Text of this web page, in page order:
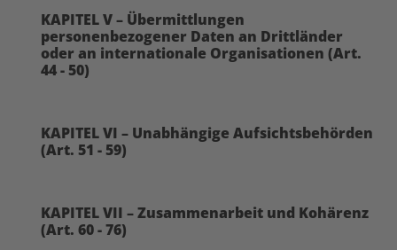
KAPITEL V – Übermittlungen
personenbezogener Daten an Drittländer
oder an internationale Organisationen (Art.
44 - 50)
KAPITEL VI – Unabhängige Aufsichtsbehörden
(Art. 51 - 59)
KAPITEL VII – Zusammenarbeit und Kohärenz
(Art. 60 - 76)